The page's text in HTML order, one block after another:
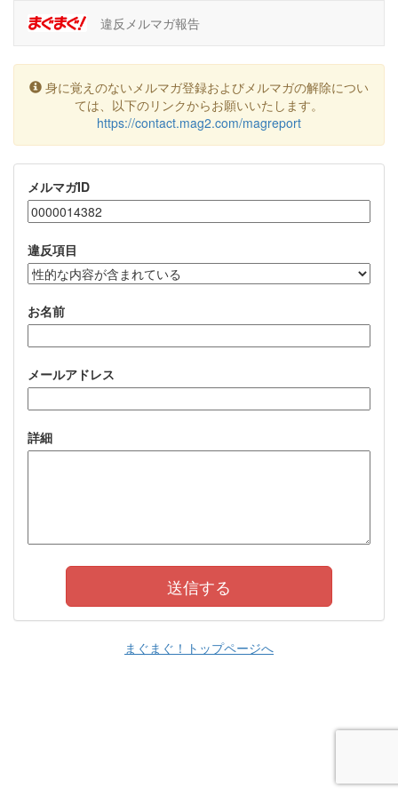
違反メルマガ報告
身に覚えのないメルマガ登録およびメルマガの解除につい
ては、以下のリンクからお願いいたします。
https://contact.mag2.com/magreport
メルマガID
違反項目
お名前
メールアドレス
詳細
まぐまぐ！トップページへ